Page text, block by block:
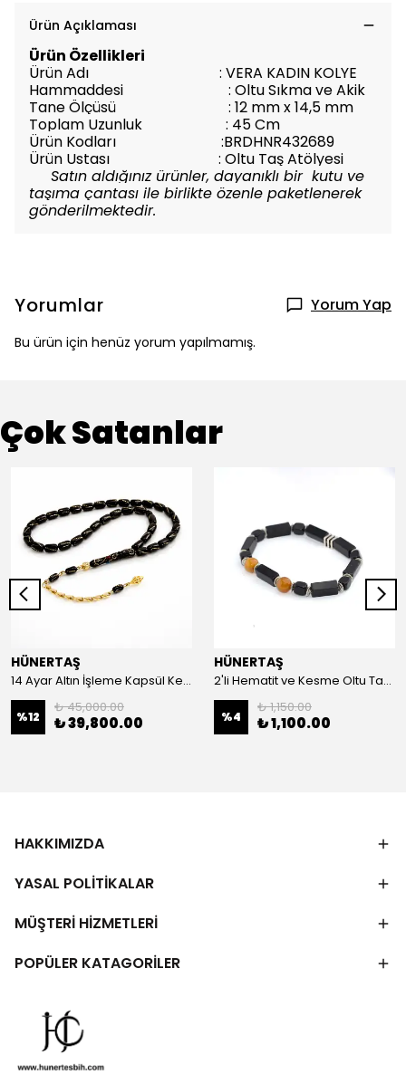
Ürün Açıklaması
Ürün Özellikleri
Ürün Adı : VERA KADIN KOLYE
Hammaddesi : Oltu Sıkma ve Akik
Tane Ölçüsü : 12 mm x 14,5 mm
Toplam Uzunluk : 45Cm
Ürün Kodları :BRDHNR432689
Ürün Ustası : Oltu Taş Atölyesi
Satın aldığınız ürünler, dayanıklı bir kutu ve
taşıma çantası ile birlikte özenle paketlenerek
gönderilmektedir.
Yorumlar Yorum Yap
Bu ürün için henüz yorum yapılmamış.
Çok Satanlar
HÜNERTAŞ
14 Ayar Altın İşleme Kapsül Kesim Oltu Taşı Tespih
%12
₺ 45,000.00
₺ 39,800.00
HÜNERTAŞ
2'li Hematit ve Kesme Oltu Taşı Bileklik
%4
₺ 1,150.00
₺ 1,100.00
HAKKIMIZDA
YASAL POLİTİKALAR
MÜŞTERİ HİZMETLERİ
POPÜLER KATAGORİLER